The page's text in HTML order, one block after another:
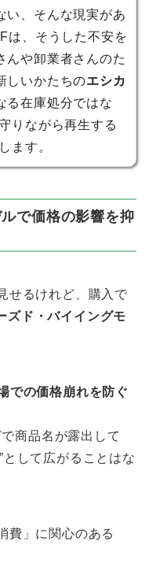
い、そんな現実があ
は、そうした不安を
んや卸業者さんのた
しいかたちのエシカ
る在庫処分ではな
りながら再生する
ます。
で価格の影響を抑
せるけれど、購入で
ズド・バイイングモ
での価格崩れを防ぐ
商品名が露出して
として広がることはな
費」に関心のある